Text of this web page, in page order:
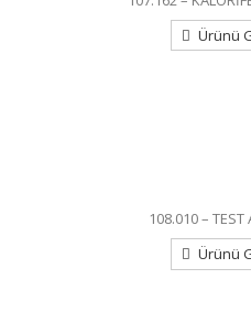
Ürünü
108.010 – TEST
Ürünü